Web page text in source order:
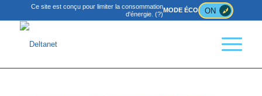
Ce site est conçu pour limiter la consommation
d'énergie.(?)
MODE ÉCO ON